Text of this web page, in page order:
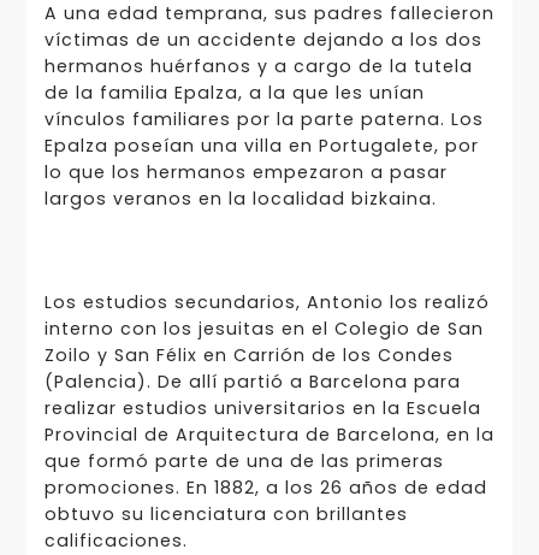
A una edad temprana, sus padres fallecieron
víctimas de un accidente dejando a los dos
hermanos huérfanos y a cargo de la tutela
de la familia Epalza, a la que les unían
vínculos familiares por la parte paterna. Los
Epalza poseían una villa en Portugalete, por
lo que los hermanos empezaron a pasar
largos veranos en la localidad bizkaina.
Los estudios secundarios, Antonio los realizó
interno con los jesuitas en el Colegio de San
Zoilo y San Félix en Carrión de los Condes
(Palencia). De allí partió a Barcelona para
realizar estudios universitarios en la Escuela
Provincial de Arquitectura de Barcelona, en la
que formó parte de una de las primeras
promociones. En 1882, a los 26 años de edad
obtuvo su licenciatura con brillantes
calificaciones.